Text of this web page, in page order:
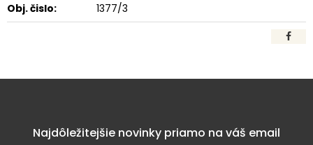
Obj. čislo: 1377/3
Najdôležitejšie novinky priamo na váš email